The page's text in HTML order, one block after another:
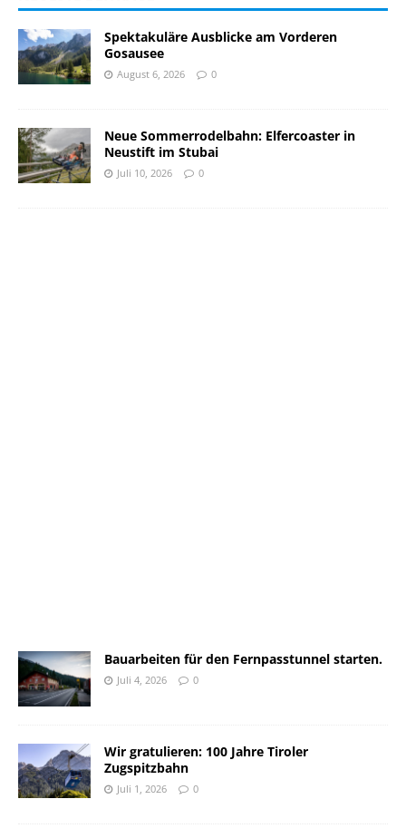
Spektakuläre Ausblicke am Vorderen
Gosausee
August 6, 2026 0
Neue Sommerrodelbahn: Elfercoaster in
Neustift im Stubai
Juli 10, 2026 0
Bauarbeiten für den Fernpasstunnel starten.
Juli 4, 2026 0
Wir gratulieren: 100 Jahre Tiroler
Zugspitzbahn
Juli 1, 2026 0